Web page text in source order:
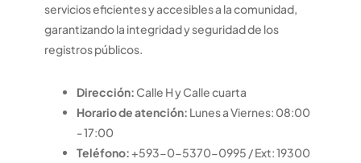
servicios eficientes y accesibles a la comunidad,
garantizando la integridad y seguridad de los
registros públicos.
Dirección: Calle H y Calle cuarta
Horario de atención: Lunes a Viernes: 08:00
- 17:00
Teléfono: +593-0-5370-0995 / Ext: 19300